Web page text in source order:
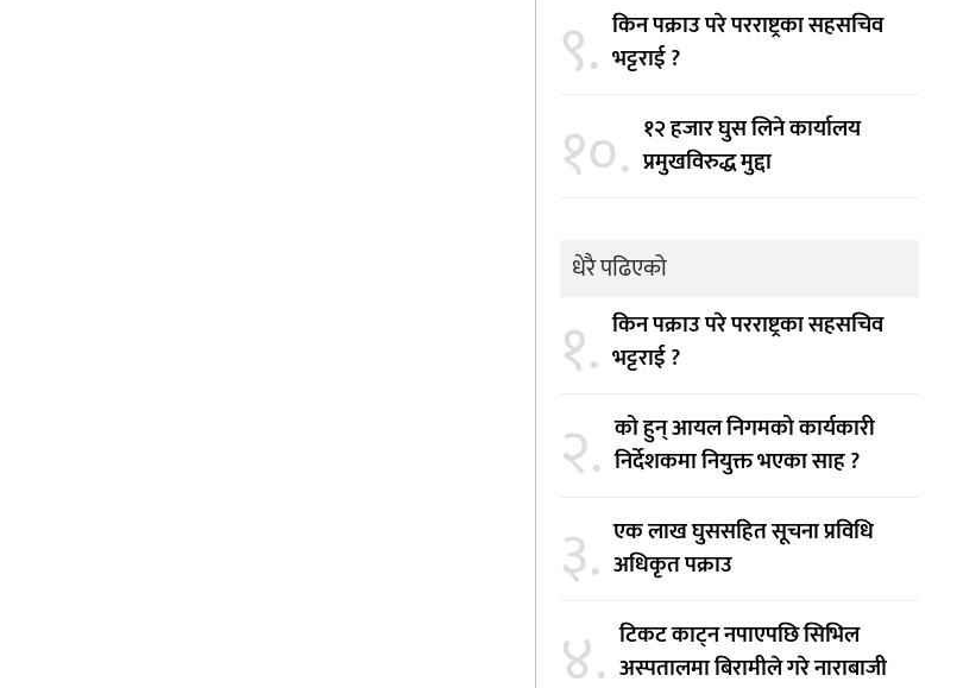
९. किन पक्राउ परे परराष्ट्रका सहसचिव
भट्टराई ?
१०. १२ हजार घुस लिने कार्यालय
प्रमुखविरुद्ध मुद्दा
धेरै पढिएको
१. किन पक्राउ परे परराष्ट्रका सहसचिव
भट्टराई ?
२. को हुन् आयल निगमको कार्यकारी
निर्देशकमा नियुक्त भएका साह ?
३. एक लाख घुससहित सूचना प्रविधि
अधिकृत पक्राउ
४. टिकट काट्न नपाएपछि सिभिल
अस्पतालमा बिरामीले गरे नाराबाजी